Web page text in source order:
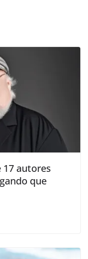
17 autores
que